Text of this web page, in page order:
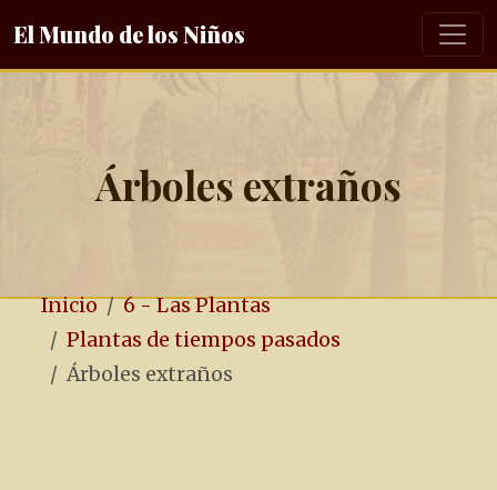
El Mundo de los Niños
Árboles extraños
Inicio
6 - Las Plantas
Plantas de tiempos pasados
Árboles extraños